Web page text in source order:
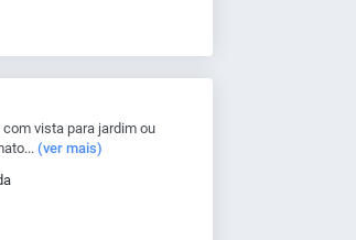
vista para jardim ou
(ver mais)